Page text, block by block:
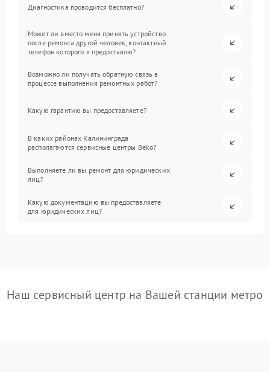
Диагностика проводится бесплатно?
Может ли вместо меня принять устройство
после ремонта другой человек, контактный
телефон которого я предоставлю?
Возможно ли получать обратную связь в
процессе выполнения ремонтных работ?
Какую гарантию вы предоставляете?
В каких районах Калининграда
располагаются сервисные центры Beko?
Выполняете ли вы ремонт для юридических
лиц?
Какую документацию вы предоставляете
для юридических лиц?
Наш сервисный центр на Вашей станции метро